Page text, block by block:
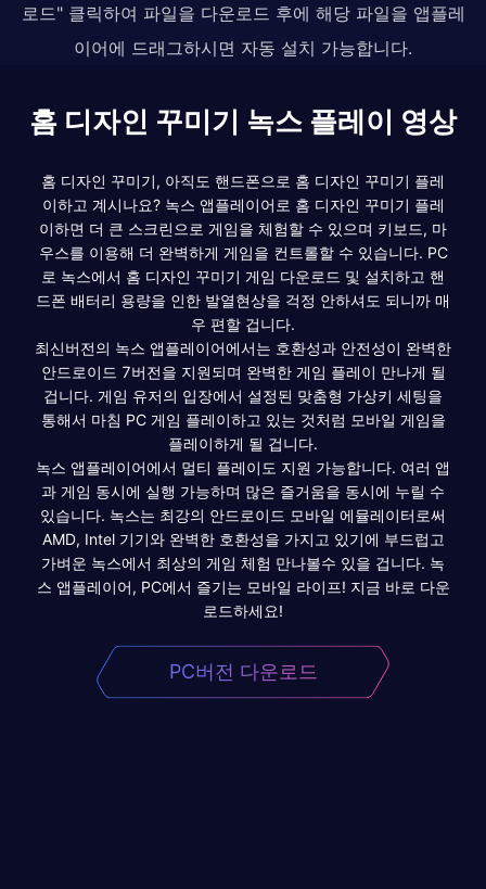
로드" 클릭하여 파일을 다운로드 후에 해당 파일을 앱플레
이어에 드래그하시면 자동 설치 가능합니다.
홈 디자인 꾸미기 녹스 플레이 영상
홈 디자인 꾸미기, 아직도 핸드폰으로 홈 디자인 꾸미기 플레
이하고 계시나요? 녹스 앱플레이어로 홈 디자인 꾸미기 플레
이하면 더 큰 스크린으로 게임을 체험할 수 있으며 키보드, 마
우스를 이용해 더 완벽하게 게임을 컨트롤할 수 있습니다. PC
로 녹스에서 홈 디자인 꾸미기 게임 다운로드 및 설치하고 핸
드폰 배터리 용량을 인한 발열현상을 걱정 안하셔도 되니까 매
우 편할 겁니다.
최신버전의 녹스 앱플레이어에서는 호환성과 안전성이 완벽한
안드로이드 7버전을 지원되며 완벽한 게임 플레이 만나게 될
겁니다. 게임 유저의 입장에서 설정된 맞춤형 가상키 세팅을
통해서 마침 PC 게임 플레이하고 있는 것처럼 모바일 게임을
플레이하게 될 겁니다.
녹스 앱플레이어에서 멀티 플레이도 지원 가능합니다. 여러 앱
과 게임 동시에 실행 가능하며 많은 즐거움을 동시에 누릴 수
있습니다. 녹스는 최강의 안드로이드 모바일 에뮬레이터로써
AMD, Intel 기기와 완벽한 호환성을 가지고 있기에 부드럽고
가벼운 녹스에서 최상의 게임 체험 만나볼수 있을 겁니다. 녹
스 앱플레이어, PC에서 즐기는 모바일 라이프! 지금 바로 다운
로드하세요!
PC버전 다운로드